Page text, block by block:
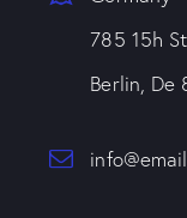
785 15h
Berlin, De